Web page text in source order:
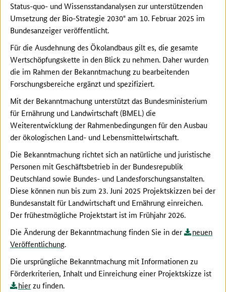
Status-quo- und Wissensstandanalysen zur unterstützenden
Umsetzung der Bio-Strategie 2030" am 10. Februar 2025 im
Bundesanzeiger veröffentlicht.
Für die Ausdehnung des Ökolandbaus gilt es, die gesamte
Wertschöpfungskette in den Blick zu nehmen. Daher wurden
die im Rahmen der Bekanntmachung zu bearbeitenden
Forschungsbereiche ergänzt und spezifiziert.
Mit der Bekanntmachung unterstützt das Bundesministerium
für Ernährung und Landwirtschaft (BMEL) die
Weiterentwicklung der Rahmenbedingungen für den Ausbau
der ökologischen Land- und Lebensmittelwirtschaft.
Die Bekanntmachung richtet sich an natürliche und juristische
Personen mit Geschäftsbetrieb in der Bundesrepublik
Deutschland sowie Bundes- und Landesforschungsanstalten.
Diese können nun bis zum 23. Juni 2025 Projektskizzen bei der
Bundesanstalt für Landwirtschaft und Ernährung einreichen.
Der frühestmögliche Projektstart ist im Frühjahr 2026.
Die Änderung der Bekanntmachung finden Sie in der
neuen
Veröffentlichung.
Die ursprüngliche Bekanntmachung mit Informationen zu
Förderkriterien, Inhalt und Einreichung einer Projektskizze ist
hierzu finden.